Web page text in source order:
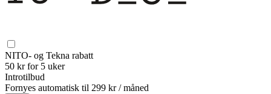
NITO- og Tekna rabatt
50 kr for 5 uker
Introtilbud
Fornyes automatisk til 299 kr / måned